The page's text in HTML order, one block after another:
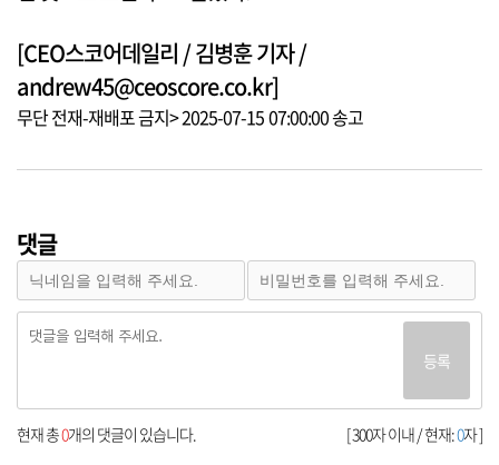
[CEO스코어데일리 / 김병훈 기자 /
andrew45@ceoscore.co.kr]
무단 전재-재배포 금지> 2025-07-15 07:00:00 송고
댓글
등록
[ 300자 이내 / 현재:0자 ]
현재 총0개의 댓글이 있습니다.